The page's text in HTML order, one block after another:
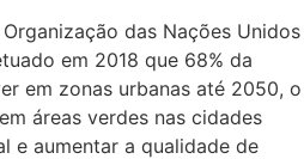
das Nações Unidos
em 2018 que 68% da
em zonas urbanas até 2050, o
áreas verdes nas cidades
e aumentar a qualidade de